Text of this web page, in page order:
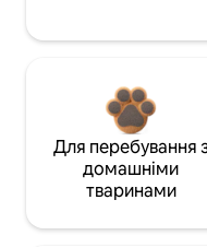
Для перебування
домашніми
тваринами